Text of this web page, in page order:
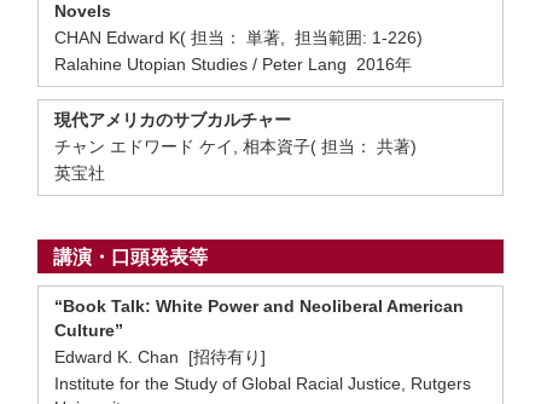
Novels
CHAN Edward K( 担当： 単著, 担当範囲: 1-226)
Ralahine Utopian Studies / Peter Lang 2016年
現代アメリカのサブカルチャー
チャン エドワード ケイ, 相本資子( 担当： 共著)
英宝社
講演・口頭発表等
“Book Talk: White Power and Neoliberal American
Culture”
Edward K. Chan [招待有り]
Institute for the Study of Global Racial Justice, Rutgers